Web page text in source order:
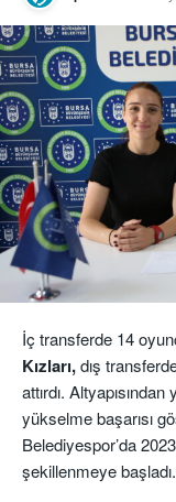
İç transferde 14
Kızları,dış
attırdı.
yükselme başarısı
Belediyespor’da
şekillenmeye başladı.